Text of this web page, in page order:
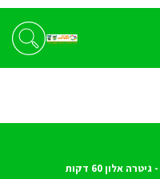
אלון 60 דקות